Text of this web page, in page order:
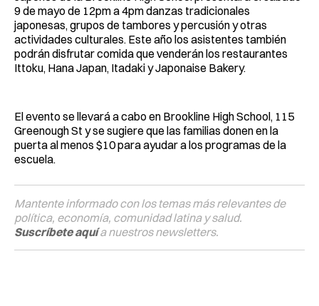
9 de mayo de 12pm a 4pm danzas tradicionales
japonesas, grupos de tambores y percusión y otras
actividades culturales. Este año los asistentes también
podrán disfrutar comida que venderán los restaurantes
Ittoku, Hana Japan, Itadaki y Japonaise Bakery.
El evento se llevará a cabo en Brookline High School, 115
Greenough St y se sugiere que las familias donen en la
puerta al menos $10 para ayudar a los programas de la
escuela.
Mantente informado con los temas más relevantes de
política, economía, comunidad latina y salud.
Suscríbete aquía nuestros newsletters.